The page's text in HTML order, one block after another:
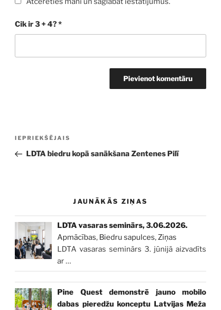
Cik ir 3 + 4?*
Iepriekšējā
ziņa:
IEPRIEKŠĒJAIS
LDTA biedru kopā sanākšana Zentenes Pilī
JAUNĀKĀS ZIŅAS
LDTA vasaras seminārs, 3.06.2026.
Apmācības, Biedru sapulces,Ziņas
LDTA vasaras seminārs 3. jūnijā aizvadīts
ar…
Pine Quest demonstrē jauno mobilo
dabas pieredžu konceptu Latvijas Meža